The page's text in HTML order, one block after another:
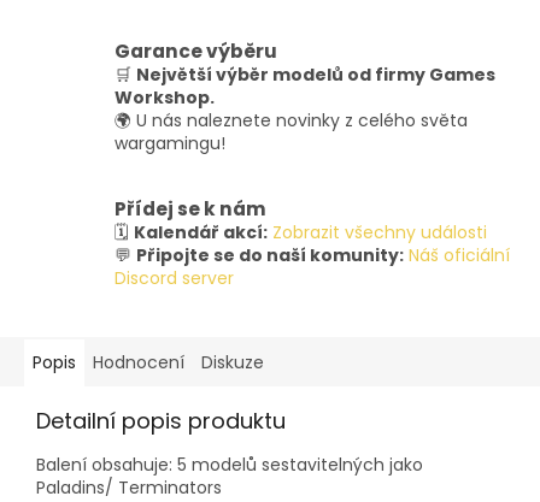
Garance výběru
🛒 Největší výběr modelů od firmy Games
Workshop.
🌍 U nás naleznete novinky z celého světa
wargamingu!
Přídej se k nám
🗓️ Kalendář akcí: Zobrazit všechny události
💬 Připojte se do naší komunity: Náš oficiální
Discord server
Popis Hodnocení Diskuze
Detailní popis produktu
Balení obsahuje: 5 modelů sestavitelných jako
Paladins/ Terminators